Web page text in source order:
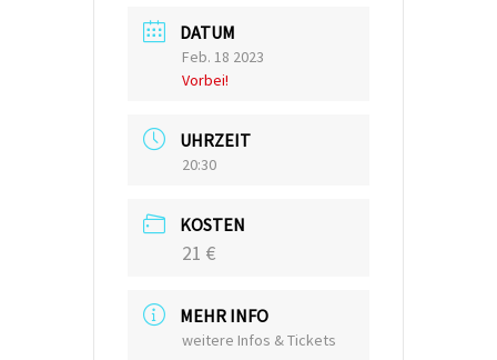
DATUM
Feb. 18 2023
Vorbei!
UHRZEIT
20:30
KOSTEN
21 €
MEHR INFO
weitere Infos & Tickets